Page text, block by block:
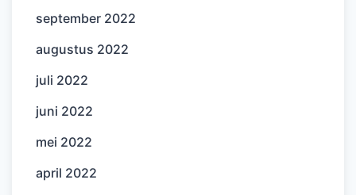
september 2022
augustus 2022
juli 2022
juni 2022
mei 2022
april 2022